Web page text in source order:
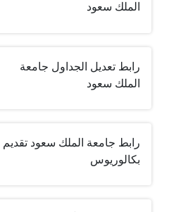
الملك سعود
رابط تعديل الجداول جامعة
الملك سعود
رابط جامعة الملك سعود تقديم
بكالوريوس